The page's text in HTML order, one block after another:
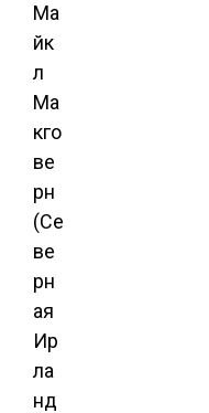
Ма
йк
л
Ма
кго
ве
рн
(Се
ве
рн
ая
Ир
ла
нд